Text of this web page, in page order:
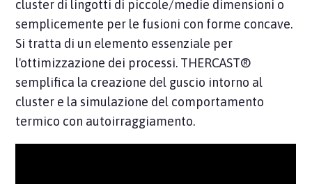
cluster di lingotti di piccole/medie dimensioni o
semplicemente per le fusioni con forme concave.
Si tratta di un elemento essenziale per
l'ottimizzazione dei processi. THERCAST®
semplifica la creazione del guscio intorno al
cluster e la simulazione del comportamento
termico con autoirraggiamento.